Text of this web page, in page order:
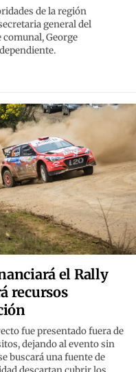
de la región
general del
comunal, George
el Rally
recursos
fue presentado fuera de
dejando al evento sin
buscará una fuente de